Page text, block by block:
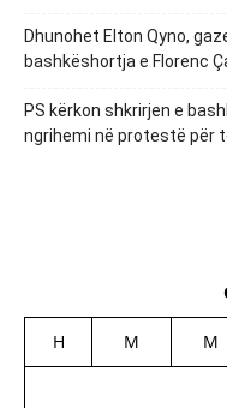
Dhunohet Elton Qyno,
bashkëshortja e Florenc
PS kërkon shkrirjen e
ngrihemi në protestë për
H M M